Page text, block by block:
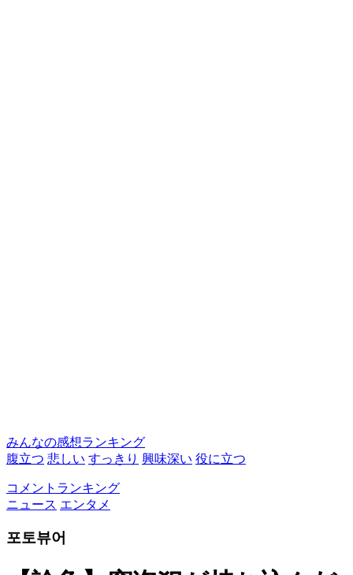
みんなの感想ランキング
腹立つ 悲しい すっきり 興味深い 役に立つ
コメントランキング
ニュース エンタメ
포토뷰어